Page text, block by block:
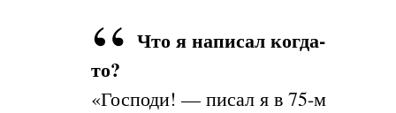
Что я написал когда-
то?
«Господи! — писал я в 75-м